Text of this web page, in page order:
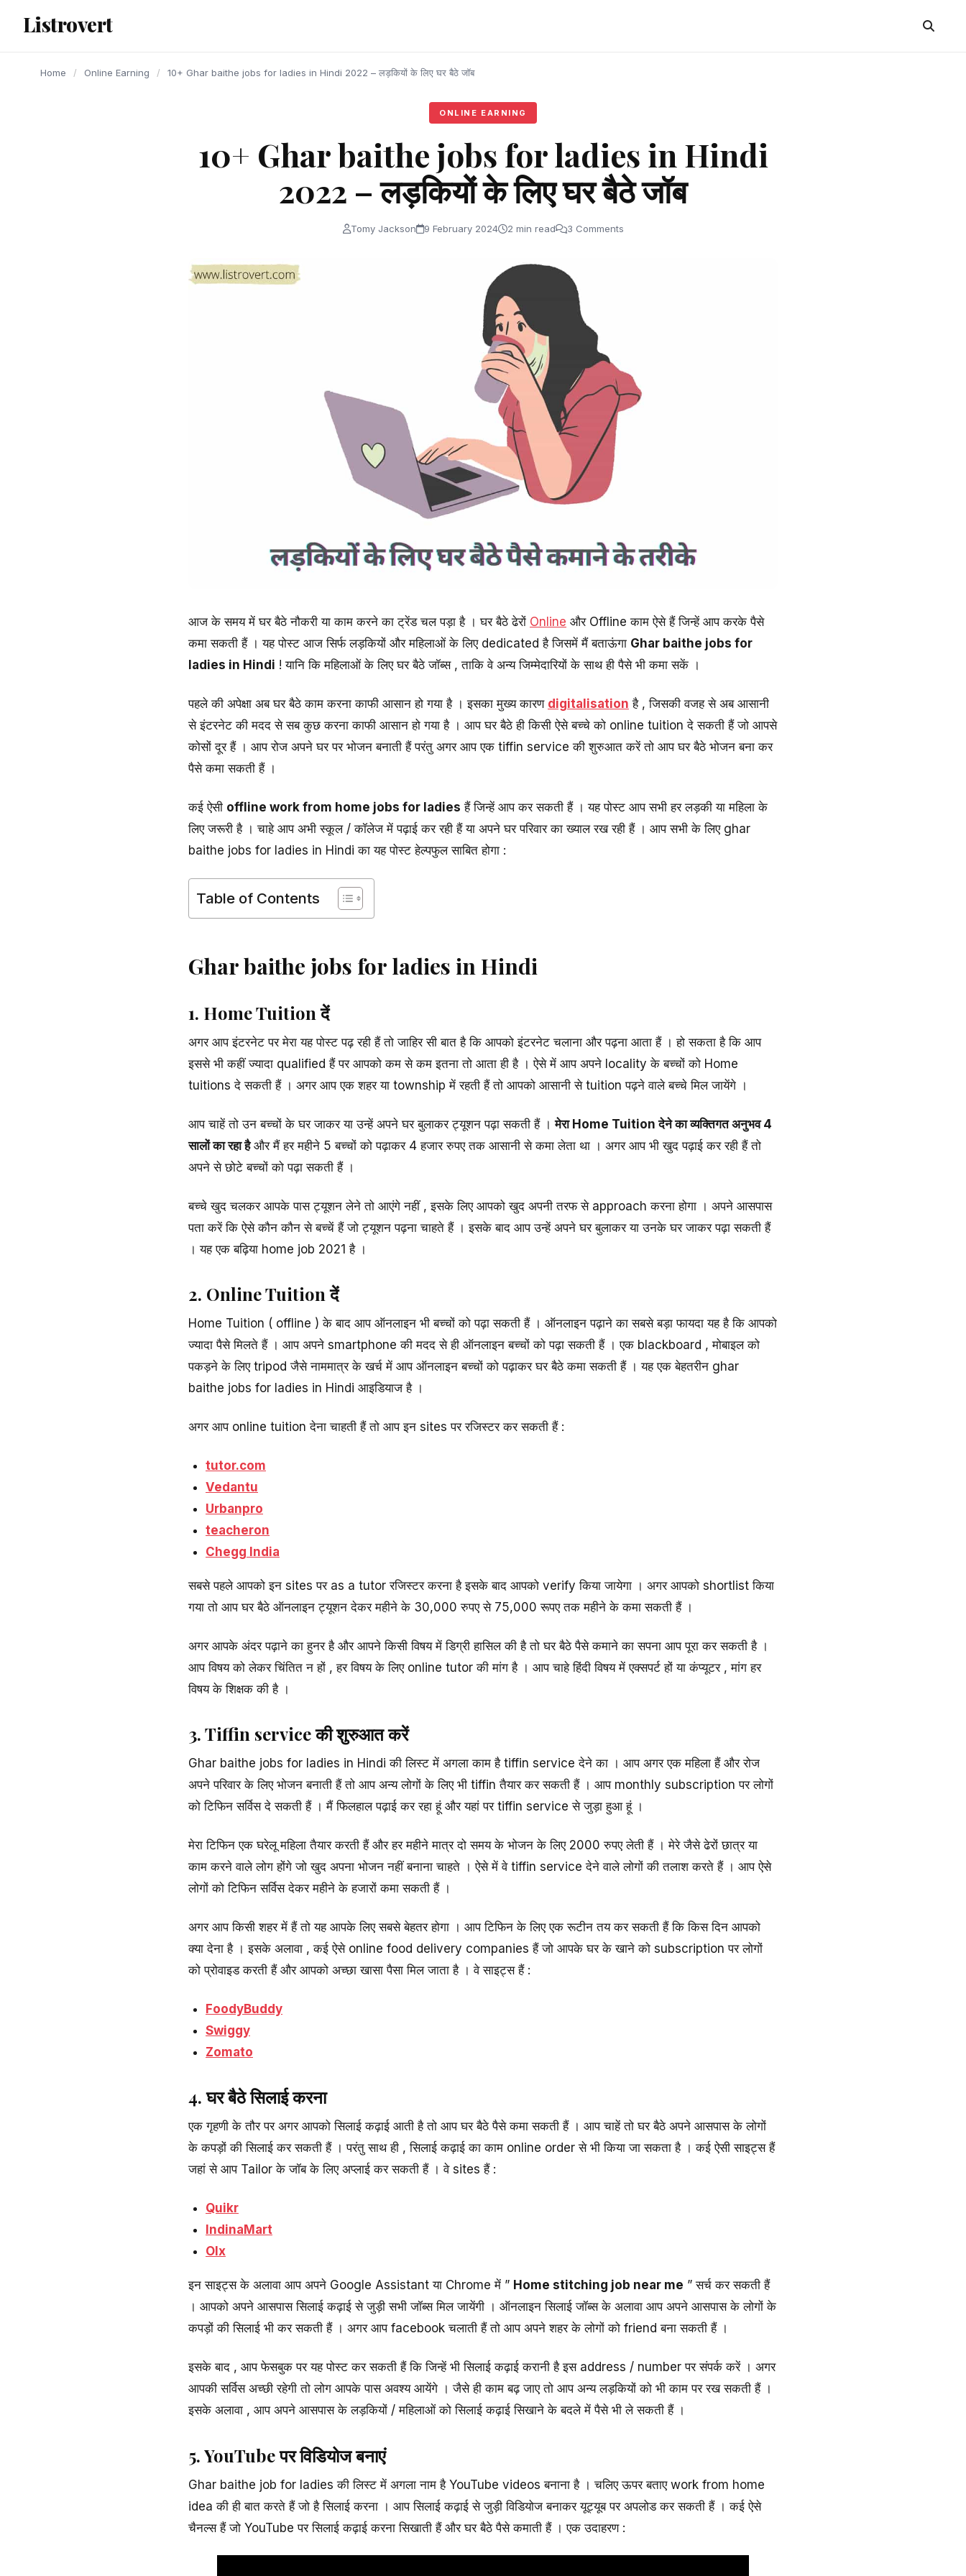
content
Listrovert
Home / Online Earning / 10+ Ghar baithe jobs for ladies in Hindi 2022 – लड़कियों के लिए घर बैठे जॉब
ONLINE EARNING
10+ Ghar baithe jobs for ladies in Hindi
2022 – लड़कियों के लिए घर बैठे जॉब
Tomy Jackson 9 February 2024 2 min read 3 Comments
आज के समय में घर बैठे नौकरी या काम करने का ट्रेंड चल पड़ा है । घर बैठे ढेरों Online और Offline काम ऐसे हैं जिन्हें आप करके पैसे
कमा सकती हैं । यह पोस्ट आज सिर्फ लड़कियों और महिलाओं के लिए dedicated है जिसमें मैं बताऊंगा Ghar baithe jobs for
ladies in Hindi ! यानि कि महिलाओं के लिए घर बैठे जॉब्स , ताकि वे अन्य जिम्मेदारियों के साथ ही पैसे भी कमा सकें ।
पहले की अपेक्षा अब घर बैठे काम करना काफी आसान हो गया है । इसका मुख्य कारण digitalisation है , जिसकी वजह से अब आसानी
से इंटरनेट की मदद से सब कुछ करना काफी आसान हो गया है । आप घर बैठे ही किसी ऐसे बच्चे को online tuition दे सकती हैं जो आपसे
कोसों दूर हैं । आप रोज अपने घर पर भोजन बनाती हैं परंतु अगर आप एक tiffin service की शुरुआत करें तो आप घर बैठे भोजन बना कर
पैसे कमा सकती हैं ।
कई ऐसी offline work from home jobs for ladies हैं जिन्हें आप कर सकती हैं । यह पोस्ट आप सभी हर लड़की या महिला के
लिए जरूरी है । चाहे आप अभी स्कूल / कॉलेज में पढ़ाई कर रही हैं या अपने घर परिवार का ख्याल रख रही हैं । आप सभी के लिए ghar
baithe jobs for ladies in Hindi का यह पोस्ट हेल्पफुल साबित होगा :
Table of Contents
Ghar baithe jobs for ladies in Hindi
1. Home Tuition दें
अगर आप इंटरनेट पर मेरा यह पोस्ट पढ़ रही हैं तो जाहिर सी बात है कि आपको इंटरनेट चलाना और पढ़ना आता हैं । हो सकता है कि आप
इससे भी कहीं ज्यादा qualified हैं पर आपको कम से कम इतना तो आता ही है । ऐसे में आप अपने locality के बच्चों को Home
tuitions दे सकती हैं । अगर आप एक शहर या township में रहती हैं तो आपको आसानी से tuition पढ़ने वाले बच्चे मिल जायेंगे ।
आप चाहें तो उन बच्चों के घर जाकर या उन्हें अपने घर बुलाकर ट्यूशन पढ़ा सकती हैं ।मेरा Home Tuition देने का व्यक्तिगत अनुभव 4
सालों का रहा हैऔर मैं हर महीने 5 बच्चों को पढ़ाकर 4 हजार रुपए तक आसानी से कमा लेता था । अगर आप भी खुद पढ़ाई कर रही हैं तो
अपने से छोटे बच्चों को पढ़ा सकती हैं ।
बच्चे खुद चलकर आपके पास ट्यूशन लेने तो आएंगे नहीं , इसके लिए आपको खुद अपनी तरफ से approach करना होगा । अपने आसपास
पता करें कि ऐसे कौन कौन से बच्चें हैं जो ट्यूशन पढ़ना चाहते हैं । इसके बाद आप उन्हें अपने घर बुलाकर या उनके घर जाकर पढ़ा सकती हैं
। यह एक बढ़िया home job 2021 है ।
2. Online Tuition दें
Home Tuition ( offline ) के बाद आप ऑनलाइन भी बच्चों को पढ़ा सकती हैं । ऑनलाइन पढ़ाने का सबसे बड़ा फायदा यह है कि आपको
ज्यादा पैसे मिलते हैं । आप अपने smartphone की मदद से ही ऑनलाइन बच्चों को पढ़ा सकती हैं । एक blackboard , मोबाइल को
पकड़ने के लिए tripod जैसे नाममात्र के खर्च में आप ऑनलाइन बच्चों को पढ़ाकर घर बैठे कमा सकती हैं । यह एक बेहतरीन ghar
baithe jobs for ladies in Hindi आइडियाज है ।
अगर आप online tuition देना चाहती हैं तो आप इन sites पर रजिस्टर कर सकती हैं :
tutor.com
Vedantu
Urbanpro
teacheron
Chegg India
सबसे पहले आपको इन sites पर as a tutor रजिस्टर करना है इसके बाद आपको verify किया जायेगा । अगर आपको shortlist किया
गया तो आप घर बैठे ऑनलाइन ट्यूशन देकर महीने के 30,000 रुपए से 75,000 रूपए तक महीने के कमा सकती हैं ।
अगर आपके अंदर पढ़ाने का हुनर है और आपने किसी विषय में डिग्री हासिल की है तो घर बैठे पैसे कमाने का सपना आप पूरा कर सकती है ।
आप विषय को लेकर चिंतित न हों , हर विषय के लिए online tutor की मांग है । आप चाहे हिंदी विषय में एक्सपर्ट हों या कंप्यूटर , मांग हर
विषय के शिक्षक की है ।
3. Tiffin service की शुरुआत करें
Ghar baithe jobs for ladies in Hindi की लिस्ट में अगला काम है tiffin service देने का । आप अगर एक महिला हैं और रोज
अपने परिवार के लिए भोजन बनाती हैं तो आप अन्य लोगों के लिए भी tiffin तैयार कर सकती हैं । आप monthly subscription पर लोगों
को टिफिन सर्विस दे सकती हैं । मैं फिलहाल पढ़ाई कर रहा हूं और यहां पर tiffin service से जुड़ा हुआ हूं ।
मेरा टिफिन एक घरेलू महिला तैयार करती हैं और हर महीने मात्र दो समय के भोजन के लिए 2000 रुपए लेती हैं । मेरे जैसे ढेरों छात्र या
काम करने वाले लोग होंगे जो खुद अपना भोजन नहीं बनाना चाहते । ऐसे में वे tiffin service देने वाले लोगों की तलाश करते हैं । आप ऐसे
लोगों को टिफिन सर्विस देकर महीने के हजारों कमा सकती हैं ।
अगर आप किसी शहर में हैं तो यह आपके लिए सबसे बेहतर होगा । आप टिफिन के लिए एक रूटीन तय कर सकती हैं कि किस दिन आपको
क्या देना है । इसके अलावा , कई ऐसे online food delivery companies हैं जो आपके घर के खाने को subscription पर लोगों
को प्रोवाइड करती हैं और आपको अच्छा खासा पैसा मिल जाता है । वे साइट्स हैं :
FoodyBuddy
Swiggy
Zomato
4. घर बैठे सिलाई करना
एक गृहणी के तौर पर अगर आपको सिलाई कढ़ाई आती है तो आप घर बैठे पैसे कमा सकती हैं । आप चाहें तो घर बैठे अपने आसपास के लोगों
के कपड़ों की सिलाई कर सकती हैं । परंतु साथ ही , सिलाई कढ़ाई का काम online order से भी किया जा सकता है । कई ऐसी साइट्स हैं
जहां से आप Tailor के जॉब के लिए अप्लाई कर सकती हैं । वे sites हैं :
Quikr
IndinaMart
Olx
इन साइट्स के अलावा आप अपने Google Assistant या Chrome में ” Home stitching job near me ” सर्च कर सकती हैं
। आपको अपने आसपास सिलाई कढ़ाई से जुड़ी सभी जॉब्स मिल जायेंगी । ऑनलाइन सिलाई जॉब्स के अलावा आप अपने आसपास के लोगों के
कपड़ों की सिलाई भी कर सकती हैं । अगर आप facebook चलाती हैं तो आप अपने शहर के लोगों को friend बना सकती हैं ।
इसके बाद , आप फेसबुक पर यह पोस्ट कर सकती हैं कि जिन्हें भी सिलाई कढ़ाई करानी है इस address / number पर संपर्क करें । अगर
आपकी सर्विस अच्छी रहेगी तो लोग आपके पास अवश्य आयेंगे । जैसे ही काम बढ़ जाए तो आप अन्य लड़कियों को भी काम पर रख सकती हैं ।
इसके अलावा , आप अपने आसपास के लड़कियों / महिलाओं को सिलाई कढ़ाई सिखाने के बदले में पैसे भी ले सकती हैं ।
5. YouTube पर विडियोज बनाएं
Ghar baithe job for ladies की लिस्ट में अगला नाम है YouTube videos बनाना है । चलिए ऊपर बताए work from home
idea की ही बात करते हैं जो है सिलाई करना । आप सिलाई कढ़ाई से जुड़ी विडियोज बनाकर यूट्यूब पर अपलोड कर सकती हैं । कई ऐसे
चैनल्स हैं जो YouTube पर सिलाई कढ़ाई करना सिखाती हैं और घर बैठे पैसे कमाती हैं । एक उदाहरण :